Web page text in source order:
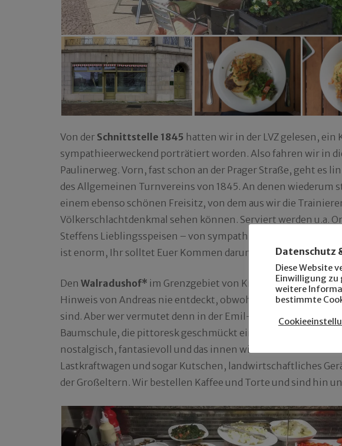
Von der Schnittstelle 1845 hatten wir in der LVZ gelesen, ein
sympathieerweckend porträtiert worden. Also fahren wir in
Paulinerweg. Vorn, fast schon an der Prager Straße, geht es
des Allgemeinen Turnvereins von 1845. An denen wiederum
einem ebenso schönen Freisitz, von dem aus wir die
Völkerschlachtdenkmal sehen können. Serviert werden u.a.
Steffens Lieblingsspeisen – von sympathieerweckenden
ist enorm, Ihr solltet Euer Kommen darum sicherheitshalber
Den Walradushof* im Grenzgebiet von Knauthain und
Hinweis von Andreas nie entdeckt, obwohl wir sogar schon
sind. Aber wer vermutet denn in der Emil-Teich-Straße gleich
Baumschule, die pittoresk geschmückt einen richtigen
nostalgisch, fantasievoll und das innen wie außen. Niedliche
Lastkraftwagen und sogar Kutschen, landwirtschaftliches
der Großeltern. Wir bestellen Kaffee und Torte und sind hin
Datenschutz
Diese Website
Einwilligung zu
weitere
bestimmte